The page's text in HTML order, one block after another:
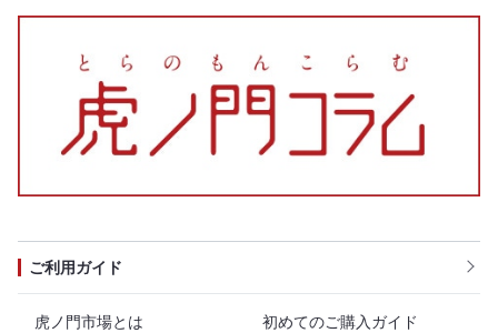
ご利用ガイド
虎ノ門市場とは
初めてのご購入ガイド